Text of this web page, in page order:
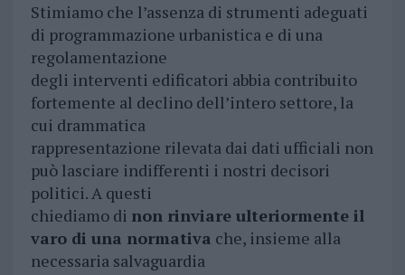
Stimiamo che l’assenza di strumenti adeguati
di programmazione urbanistica e di una
regolamentazione
degli interventi edificatori abbia contribuito
fortemente al declino dell’intero settore, la
cui drammatica
rappresentazione rilevata dai dati ufficiali non
può lasciare indifferenti i nostri decisori
politici. A questi
chiediamo di non rinviare ulteriormente il
varo di una normativa che, insieme alla
necessaria salvaguardia